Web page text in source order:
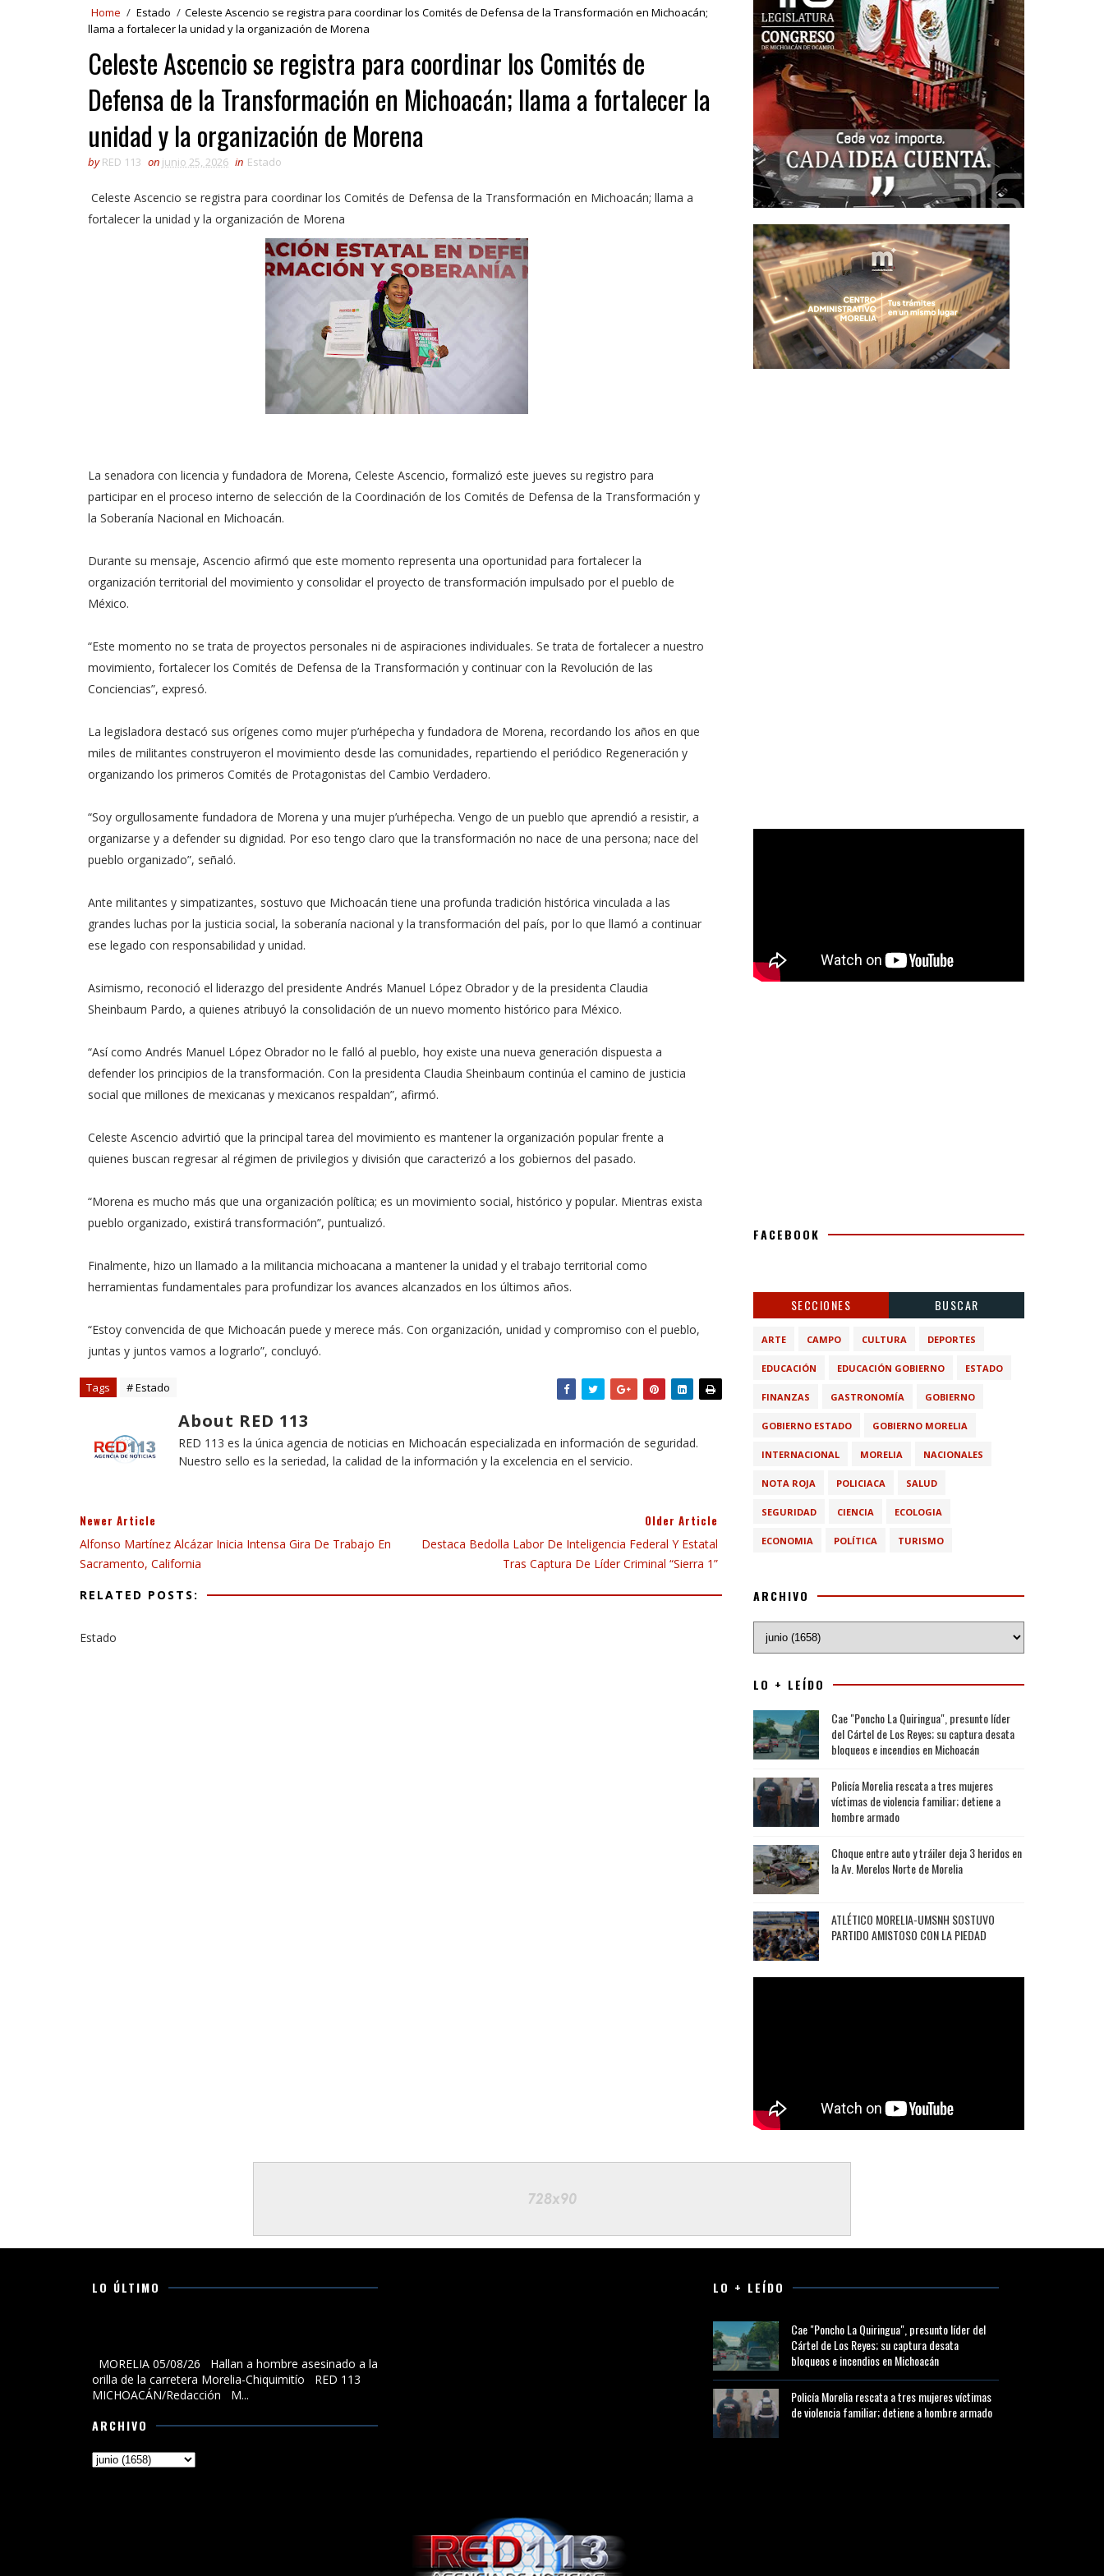
Home / Estado / Celeste Ascencio se registra para coordinar los Comités de Defensa de la Transformación en Michoacán;
llama a fortalecer la unidad y la organización de Morena
Celeste Ascencio se registra para coordinar los Comités de
Defensa de la Transformación en Michoacán; llama a fortalecer la
unidad y la organización de Morena
by RED 113 on junio 25, 2026 in Estado
Celeste Ascencio se registra para coordinar los Comités de Defensa de la Transformación en Michoacán; llama a
fortalecer la unidad y la organización de Morena
La senadora con licencia y fundadora de Morena, Celeste Ascencio, formalizó este jueves su registro para
participar en el proceso interno de selección de la Coordinación de los Comités de Defensa de la Transformación y
la Soberanía Nacional en Michoacán.
Durante su mensaje, Ascencio afirmó que este momento representa una oportunidad para fortalecer la
organización territorial del movimiento y consolidar el proyecto de transformación impulsado por el pueblo de
México.
“Este momento no se trata de proyectos personales ni de aspiraciones individuales. Se trata de fortalecer a nuestro
movimiento, fortalecer los Comités de Defensa de la Transformación y continuar con la Revolución de las
Conciencias”, expresó.
La legisladora destacó sus orígenes como mujer p’urhépecha y fundadora de Morena, recordando los años en que
miles de militantes construyeron el movimiento desde las comunidades, repartiendo el periódico Regeneración y
organizando los primeros Comités de Protagonistas del Cambio Verdadero.
“Soy orgullosamente fundadora de Morena y una mujer p’urhépecha. Vengo de un pueblo que aprendió a resistir, a
organizarse y a defender su dignidad. Por eso tengo claro que la transformación no nace de una persona; nace del
pueblo organizado”, señaló.
Ante militantes y simpatizantes, sostuvo que Michoacán tiene una profunda tradición histórica vinculada a las
grandes luchas por la justicia social, la soberanía nacional y la transformación del país, por lo que llamó a continuar
ese legado con responsabilidad y unidad.
Asimismo, reconoció el liderazgo del presidente Andrés Manuel López Obrador y de la presidenta Claudia
Sheinbaum Pardo, a quienes atribuyó la consolidación de un nuevo momento histórico para México.
“Así como Andrés Manuel López Obrador no le falló al pueblo, hoy existe una nueva generación dispuesta a
defender los principios de la transformación. Con la presidenta Claudia Sheinbaum continúa el camino de justicia
social que millones de mexicanas y mexicanos respaldan”, afirmó.
Celeste Ascencio advirtió que la principal tarea del movimiento es mantener la organización popular frente a
quienes buscan regresar al régimen de privilegios y división que caracterizó a los gobiernos del pasado.
“Morena es mucho más que una organización política; es un movimiento social, histórico y popular. Mientras exista
pueblo organizado, existirá transformación”, puntualizó.
Finalmente, hizo un llamado a la militancia michoacana a mantener la unidad y el trabajo territorial como
herramientas fundamentales para profundizar los avances alcanzados en los últimos años.
“Estoy convencida de que Michoacán puede y merece más. Con organización, unidad y compromiso con el pueblo,
juntas y juntos vamos a lograrlo”, concluyó.
Tags # Estado
About RED 113
RED 113 es la única agencia de noticias en Michoacán especializada en información de seguridad.
Nuestro sello es la seriedad, la calidad de la información y la excelencia en el servicio.
Newer Article
Alfonso Martínez Alcázar Inicia Intensa Gira De Trabajo En
Sacramento, California
Older Article
Destaca Bedolla Labor De Inteligencia Federal Y Estatal
Tras Captura De Líder Criminal “Sierra 1”
RELATED POSTS:
Estado
FACEBOOK
SECCIONES BUSCAR
ARTE CAMPO CULTURA DEPORTES
EDUCACIÓN EDUCACIÓN GOBIERNO ESTADO
FINANZAS GASTRONOMÍA GOBIERNO
GOBIERNO ESTADO GOBIERNO MORELIA
INTERNACIONAL MORELIA NACIONALES
NOTA ROJA POLICIACA SALUD
SEGURIDAD CIENCIA ECOLOGIA
ECONOMIA POLÍTICA TURISMO
ARCHIVO
LO + LEÍDO
Cae "Poncho La Quiringua", presunto líder
del Cártel de Los Reyes; su captura desata
bloqueos e incendios en Michoacán
Policía Morelia rescata a tres mujeres
víctimas de violencia familiar; detiene a
hombre armado
Choque entre auto y tráiler deja 3 heridos en
la Av. Morelos Norte de Morelia
ATLÉTICO MORELIA-UMSNH SOSTUVO
PARTIDO AMISTOSO CON LA PIEDAD
LO ÚLTIMO
MORELIA 05/08/26 Hallan a hombre asesinado a la
orilla de la carretera Morelia-Chiquimitío RED 113
MICHOACÁN/Redacción M...
ARCHIVO
LO + LEÍDO
Cae "Poncho La Quiringua", presunto líder del
Cártel de Los Reyes; su captura desata
bloqueos e incendios en Michoacán
Policía Morelia rescata a tres mujeres víctimas
de violencia familiar; detiene a hombre armado